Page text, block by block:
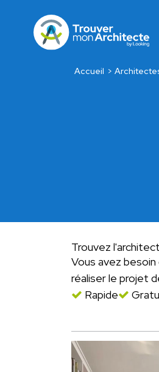
Accueil
Trouvez
Vous avez
réaliser le projet
Rapide